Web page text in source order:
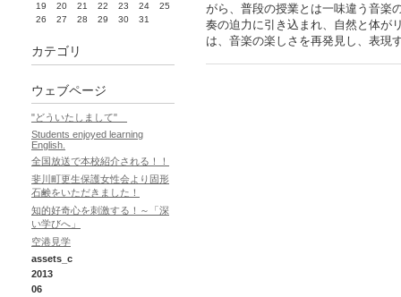
がら、普段の授業とは一味違う音楽
奏の迫力に引き込まれ、自然と体が
は、音楽の楽しさを再発見し、表現
19
20 21 22 23 24
25
26
27 28 29 30 31
カテゴリ
ウェブページ
"どういたしまして"
Students enjoyed learning
English.
全国放送で本校紹介される！！
斐川町更生保護女性会より固形
石鹸をいただきました！
知的好奇心を刺激する！～「深
い学びへ」
空港見学
assets_c
2013
06